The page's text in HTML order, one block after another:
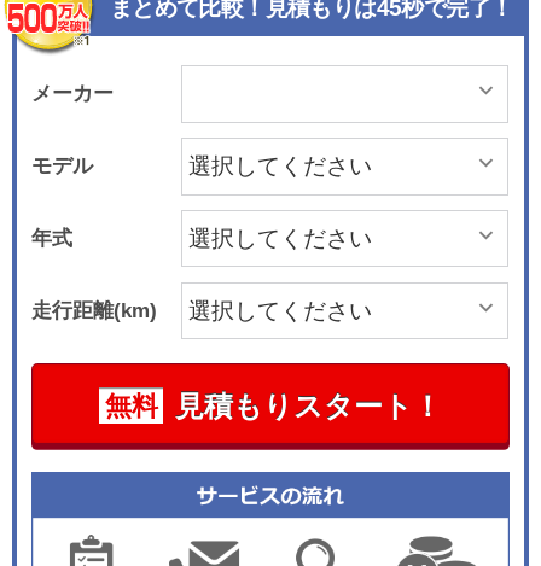
まとめて比較！見積もりは45秒で完了！
メーカー
モデル
年式
走行距離(km)
無料 見積もりスタート！